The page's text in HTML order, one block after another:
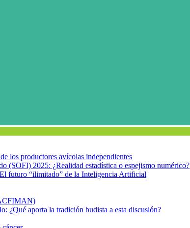
los productores avícolas independientes
(SOFI) 2025: ¿Realidad estadística o espejismo numérico?
futuro “ilimitado” de la Inteligencia Artificial
¿Qué aporta la tradición budista a esta discusión?